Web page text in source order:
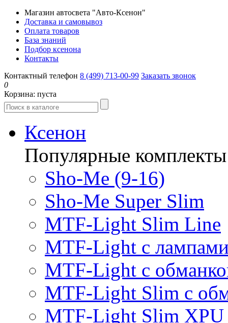
Магазин автосвета "Авто-Ксенон"
Доставка и самовывоз
Оплата товаров
База знаний
Подбор ксенона
Контакты
Контактный телефон 8 (499) 713-00-99 Заказать звонок
0
Корзина: пуста
Ксенон
Популярные комплекты
Sho-Me (9-16)
Sho-Me Super Slim
MTF-Light Slim Line
MTF-Light с
MTF-Light с
MTF-Light Slim с
MTF-Light Slim XPU